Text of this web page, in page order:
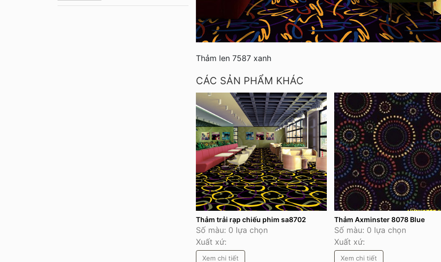
Thảm len 7587 xanh
CÁC SẢN PHẨM KHÁC
Thảm trải rạp chiếu phim sa8702
Số màu: 0 lựa chọn
Xuất xứ:
Xem chi tiết
Thảm Axminster 8078 Blue
Số màu: 0 lựa chọn
Xuất xứ:
Xem chi tiết